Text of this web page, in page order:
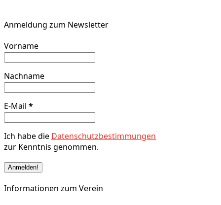
Anmeldung zum Newsletter
Vorname
Nachname
E-Mail *
Ich habe die Datenschutzbestimmungen
zur Kenntnis genommen.
Informationen zum Verein